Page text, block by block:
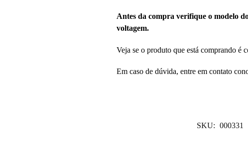
Antes da compra verifique o modelo
voltagem.
Veja se o produto que está comprando é
Em caso de dúvida, entre em contato
SKU: 000331